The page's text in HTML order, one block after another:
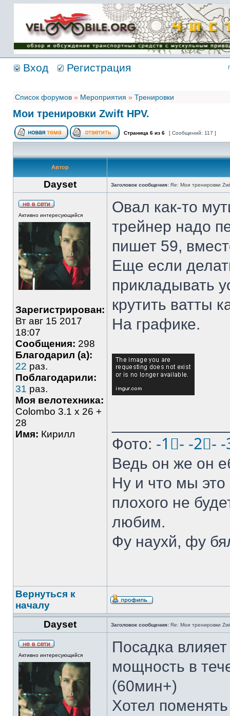
Имя пользователя:
Пароль:
{ LOG_ME_IN_SHORT
}
Вход Регистрация
Список форумов » Мероприятия » Тренировки
Мои тренировки Zwift HPV.
Страница 6 из 6 [ Сообщений: 117 ]
Автор
Dayset Заголовок сообщения: Re: Мои тренировки
Активно интересующийся
Зарегистрирован:
Вт авг 15 2017
18:07
Сообщения: 298
Благодарил (а):
22 раз.
Поблагодарили:
31 раз.
Моя велотехника:
Colombo 3.1 х 26 +
28
Имя: Кирилл
Овал как-то
трейнер надо
пишет 59,
Еще если
прикладывать
крутить ватты
На графике.
Фото: -1⃣- -2⃣- -
Ведь он же он
Ну и что мы это
плохого не
любим.
Фу наухй, фу
Вернуться к
началу
Dayset
Заголовок сообщения: Re: Мои тренировки
Активно интересующийся
Посадка
мощность в
(60мин+)
Хотел